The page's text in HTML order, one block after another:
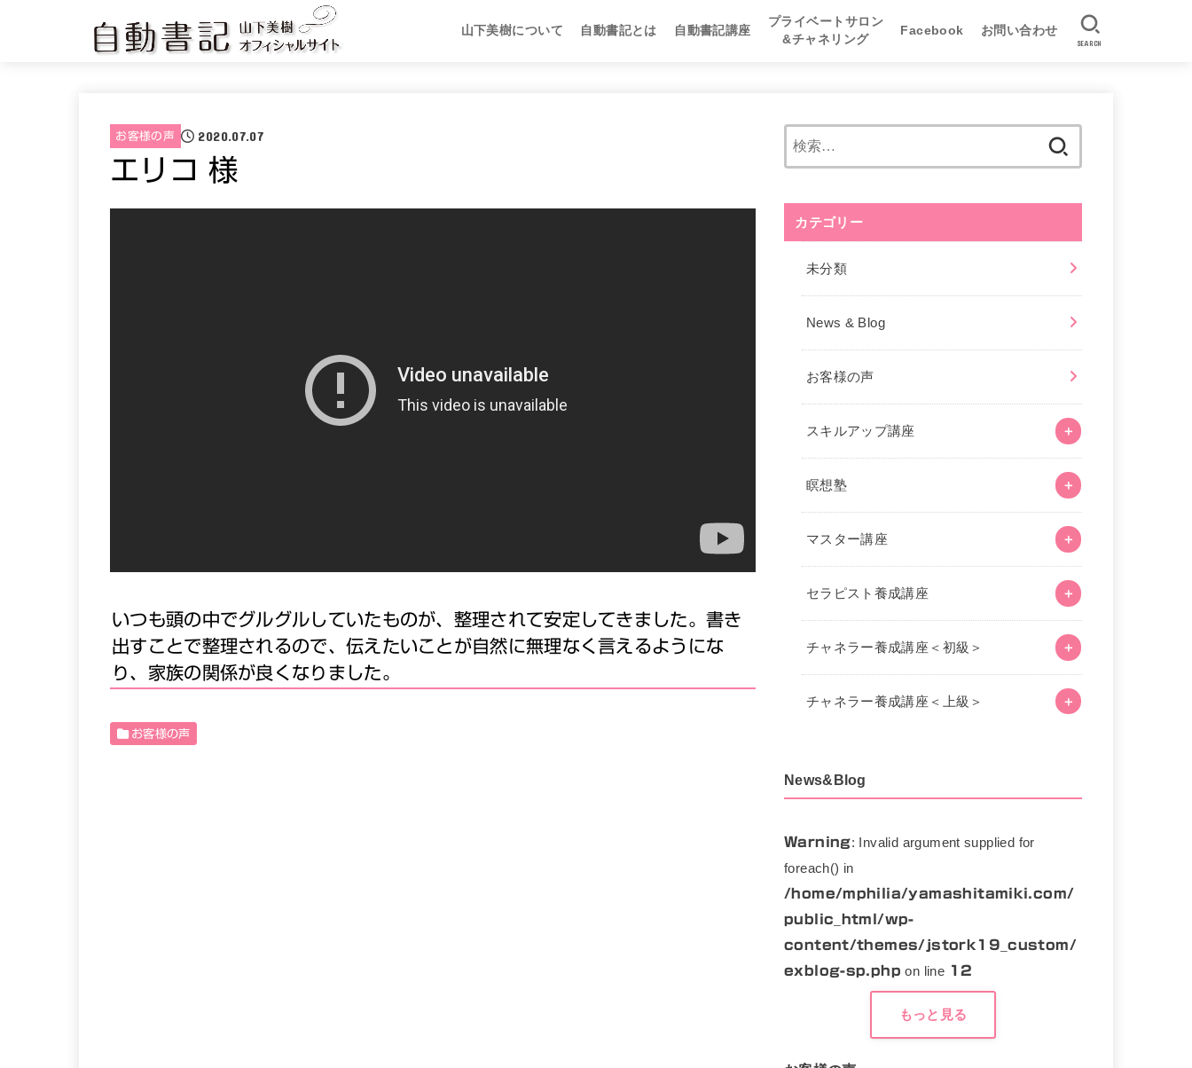
山下美樹について 自動書記とは 自動書記講座
プライベートサロン
&チャネリング
Facebook お問い合わせ
SEARCH
お客様の声 2020.07.07
エリコ 様
いつも頭の中でグルグルしていたものが、整理されて安定してきました。書き
出すことで整理されるので、伝えたいことが自然に無理なく言えるようにな
り、家族の関係が良くなりました。
お客様の声
カテゴリー
未分類
News & Blog
お客様の声
スキルアップ講座
瞑想塾
マスター講座
セラピスト養成講座
チャネラー養成講座＜初級＞
チャネラー養成講座＜上級＞
News&Blog
Warning: Invalid argument supplied for
foreach() in
/home/mphilia/yamashitamiki.com/
public_html/wp-
content/themes/jstork19_custom/
exblog-sp.php on line 12
もっと見る